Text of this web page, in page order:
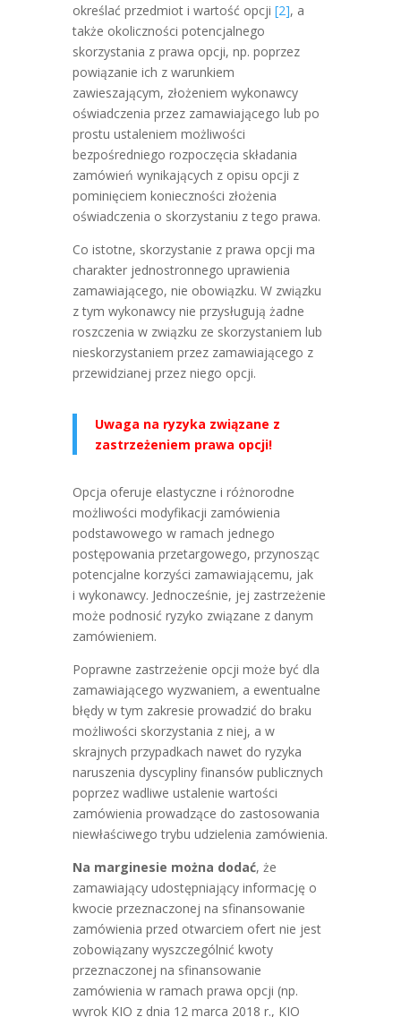
określać przedmiot i wartość opcji [2], a
także okoliczności potencjalnego
skorzystania z prawa opcji, np. poprzez
powiązanie ich z warunkiem
zawieszającym, złożeniem wykonawcy
oświadczenia przez zamawiającego lub po
prostu ustaleniem możliwości
bezpośredniego rozpoczęcia składania
zamówień wynikających z opisu opcji z
pominięciem konieczności złożenia
oświadczenia o skorzystaniu z tego prawa.
Co istotne, skorzystanie z prawa opcji ma
charakter jednostronnego uprawienia
zamawiającego, nie obowiązku. W związku
z tym wykonawcy nie przysługują żadne
roszczenia w związku ze skorzystaniem lub
nieskorzystaniem przez zamawiającego z
przewidzianej przez niego opcji.
Uwaga na ryzyka związane z
zastrzeżeniem prawa opcji!
Opcja oferuje elastyczne i różnorodne
możliwości modyfikacji zamówienia
podstawowego w ramach jednego
postępowania przetargowego, przynosząc
potencjalne korzyści zamawiającemu, jak
i wykonawcy. Jednocześnie, jej zastrzeżenie
może podnosić ryzyko związane z danym
zamówieniem.
Poprawne zastrzeżenie opcji może być dla
zamawiającego wyzwaniem, a ewentualne
błędy w tym zakresie prowadzić do braku
możliwości skorzystania z niej, a w
skrajnych przypadkach nawet do ryzyka
naruszenia dyscypliny finansów publicznych
poprzez wadliwe ustalenie wartości
zamówienia prowadzące do zastosowania
niewłaściwego trybu udzielenia zamówienia.
Na marginesie można dodać, że
zamawiający udostępniający informację o
kwocie przeznaczonej na sfinansowanie
zamówienia przed otwarciem ofert nie jest
zobowiązany wyszczególnić kwoty
przeznaczonej na sfinansowanie
zamówienia w ramach prawa opcji (np.
wyrok KIO z dnia 12 marca 2018 r., KIO